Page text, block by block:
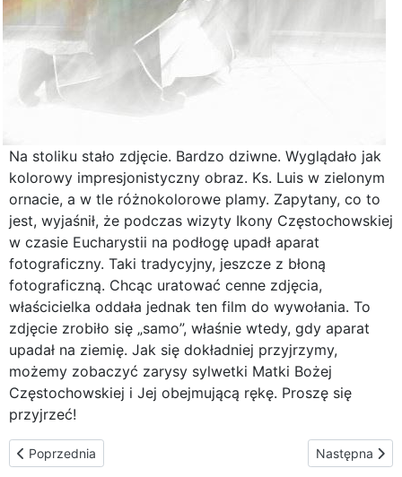
Na stoliku stało zdjęcie. Bardzo dziwne. Wyglądało jak
kolorowy impresjonistyczny obraz. Ks. Luis w zielonym
ornacie, a w tle różnokolorowe plamy. Zapytany, co to
jest, wyjaśnił, że podczas wizyty Ikony Częstochowskiej
w czasie Eucharystii na podłogę upadł aparat
fotograficzny. Taki tradycyjny, jeszcze z błoną
fotograficzną. Chcąc uratować cenne zdjęcia,
właścicielka oddała jednak ten film do wywołania. To
zdjęcie zrobiło się „samo”, właśnie wtedy, gdy aparat
upadał na ziemię. Jak się dokładniej przyjrzymy,
możemy zobaczyć zarysy sylwetki Matki Bożej
Częstochowskiej i Jej obejmującą rękę. Proszę się
przyjrzeć!
Poprzednia strona: W Godzinie Łaski powierzmy Maryi ochronę
Poprzednia Następna
Następna